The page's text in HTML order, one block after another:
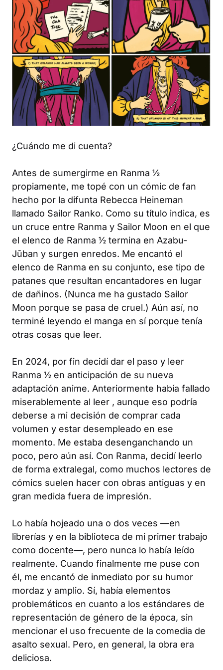
¿Cuándo me di cuenta?
Antes de sumergirme en Ranma ½
propiamente, me topé con un cómic de fan
hecho por la difunta Rebecca Heineman
llamado Sailor Ranko. Como su título indica, es
un cruce entre Ranma y Sailor Moon en el que
el elenco de Ranma ½ termina en Azabu-
Jūban y surgen enredos. Me encantó el
elenco de Ranma en su conjunto, ese tipo de
patanes que resultan encantadores en lugar
de dañinos. (Nunca me ha gustado Sailor
Moon porque se pasa de cruel.) Aún así, no
terminé leyendo el manga en sí porque tenía
otras cosas que leer.
En 2024, por fin decidí dar el paso y leer
Ranma ½ en anticipación de su nueva
adaptación anime. Anteriormente había fallado
miserablemente al leer , aunque eso podría
deberse a mi decisión de comprar cada
volumen y estar desempleado en ese
momento. Me estaba desenganchando un
poco, pero aún así. Con Ranma, decidí leerlo
de forma extralegal, como muchos lectores de
cómics suelen hacer con obras antiguas y en
gran medida fuera de impresión.
Lo había hojeado una o dos veces —en
librerías y en la biblioteca de mi primer trabajo
como docente—, pero nunca lo había leído
realmente. Cuando finalmente me puse con
él, me encantó de inmediato por su humor
mordaz y amplio. Sí, había elementos
problemáticos en cuanto a los estándares de
representación de género de la época, sin
mencionar el uso frecuente de la comedia de
asalto sexual. Pero, en general, la obra era
deliciosa.